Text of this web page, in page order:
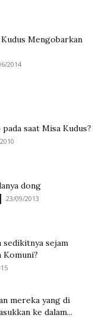
Mengobarkan
2014
saat Misa Kudus?
dong
23/09/2013
sedikitnya sejam
Komuni?
mereka yang di
ke dalam...